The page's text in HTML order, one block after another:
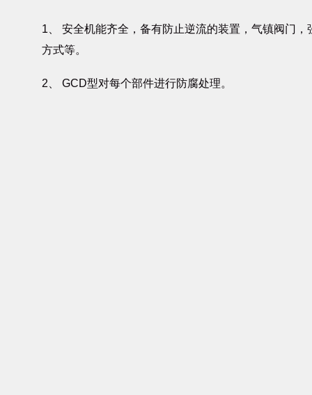
1、 安全机能齐全，备有防止逆流的装置，气镇阀门
方式等。
2、 GCD型对每个部件进行防腐处理。